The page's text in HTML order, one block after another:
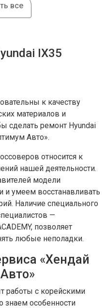
все
IX35
к качеству
материалов и
сделать ремонт Hyundai
Авто».
относится к
нашей деятельности.
модели
и умеем восстанавливать
Наличие специального
—
позволяет
любые неполадки.
«Хендай
работы с корейскими
знаем особенности